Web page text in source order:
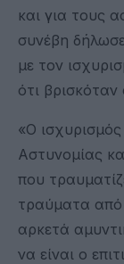
και για τους
συνέβη
με τον
ότι
«Ο
Αστυνομίας
που
τραύματα από
αρκετά
να είναι ο